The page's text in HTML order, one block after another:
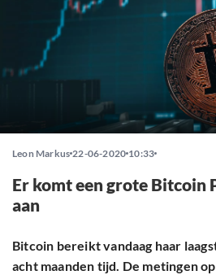
Leon Markus 22-06-2020 10:33
Er komt een grote Bitcoin
aan
Bitcoin bereikt vandaag haar
acht maanden tijd. De metingen